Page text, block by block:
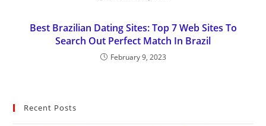
Best Brazilian Dating Sites: Top 7 Web Sites To
Search Out Perfect Match In Brazil
February 9, 2023
Recent Posts